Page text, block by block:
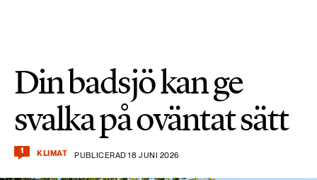
Din badsjö kan ge
svalka på oväntat sätt
1 KLIMAT PUBLICERAD 18 JUNI 2026